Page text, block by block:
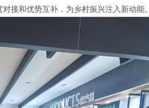
接和优势互补，为乡村振兴注入新动能。